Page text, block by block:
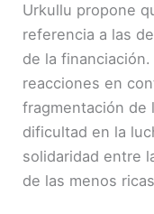
Urkullu propone
referencia a las
de la
reacciones en
fragmentación de
dificultad en la
solidaridad entre
de las menos